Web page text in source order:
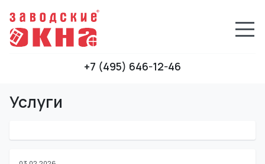
+7 (495) 646-12-46
Услуги